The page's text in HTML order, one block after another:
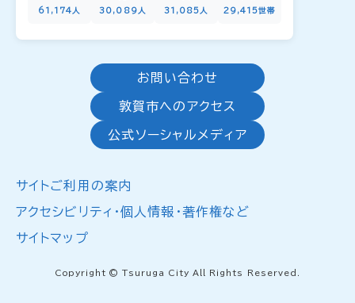
61,174人 30,089人 31,085人 29,415世帯
お問い合わせ
敦賀市へのアクセス
公式ソーシャルメディア
サイトご利用の案内
アクセシビリティ・個人情報・著作権など
サイトマップ
Copyright © Tsuruga City All Rights Reserved.